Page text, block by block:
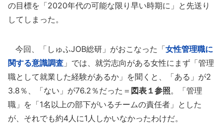
の目標を「2020年代の可能な限り早い時期に」と先送り
してしまった。
今回、「しゅふJOB総研」がおこなった「女性管理職に
関する意識調査 」では、就労志向がある女性にまず「管理
職として就業した経験があるか」を聞くと、「ある」が2
3.8％、「ない」が76.2％だった＝ 図表１参照。「管理
職」を「1名以上の部下がいるチームの責任者」とした
が、それでも約4人に1人しかいなかったわけだ。